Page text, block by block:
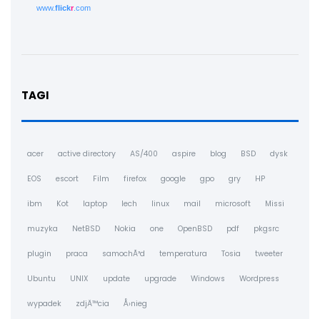
www.flickr.com
TAGI
acer active directory AS/400 aspire blog BSD dysk
EOS escort Film firefox google gpo gry HP
ibm Kot laptop lech linux mail microsoft Missi
muzyka NetBSD Nokia one OpenBSD pdf pkgsrc
plugin praca samochÃ³d temperatura Tosia tweeter
Ubuntu UNIX update upgrade Windows Wordpress
wypadek zdjÄ™cia Å›nieg